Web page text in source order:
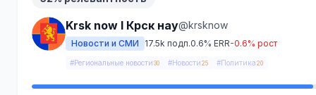
Krsk now I Крск нау@krsknow
Новости и СМИ 17.5k подп.0.6% ERR-0.6% рост
#Региональные новости 30 #Новости 25 #Политика 20